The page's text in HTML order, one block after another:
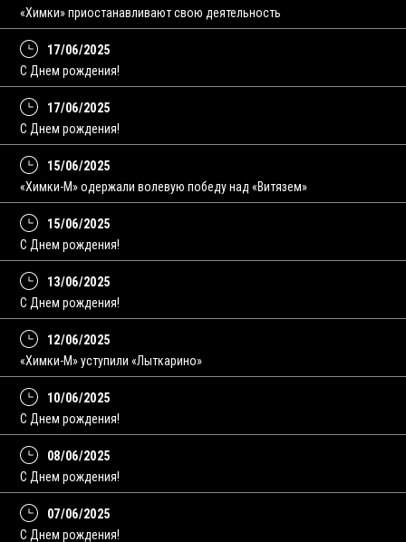
«Химки» приостанавливают свою деятельность
17/06/2025
С Днем рождения!
17/06/2025
С Днем рождения!
15/06/2025
«Химки-М» одержали волевую победу над «Витязем»
15/06/2025
С Днем рождения!
13/06/2025
C Днем рождения!
12/06/2025
«Химки-М» уступили «Лыткарино»
10/06/2025
С Днем рождения!
08/06/2025
C Днем рождения!
07/06/2025
С Днем рождения!